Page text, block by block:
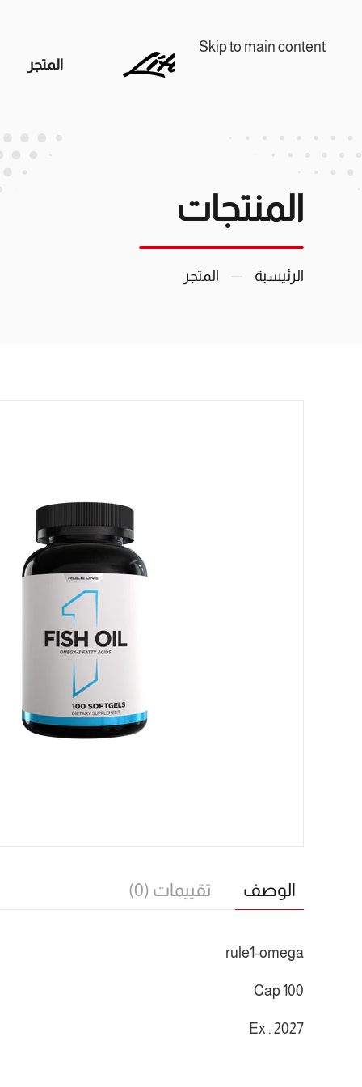
Skip to main content
المتجر
المنتجات
الرئيسية المتجر
الوصف تقييمات (0)
rule1-omega
100 Cap
Ex : 2027